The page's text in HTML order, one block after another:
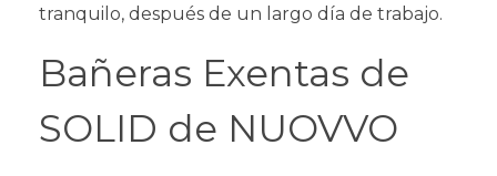
tranquilo, después de un largo día de trabajo.
Bañeras Exentas de
SOLID de NUOVVO